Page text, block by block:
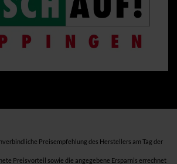
Preisempfehlung des Herstellers am Tag der
Preisvorteil sowie die angegebene Ersparnis errechnet